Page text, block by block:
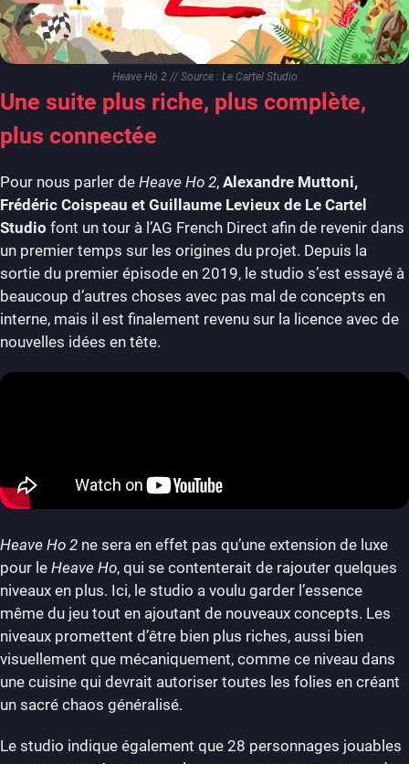
Heave Ho 2 // Source : Le Cartel Studio
Une suite plus riche, plus complète,
plus connectée
Pour nous parler de Heave Ho 2, Alexandre Muttoni,
Frédéric Coispeau et Guillaume Levieux de Le Cartel
Studio font un tour à l’AG French Direct afin de revenir dans
un premier temps sur les origines du projet. Depuis la
sortie du premier épisode en 2019, le studio s’est essayé à
beaucoup d’autres choses avec pas mal de concepts en
interne, mais il est finalement revenu sur la licence avec de
nouvelles idées en tête.
Heave Ho 2 ne sera en effet pas qu’une extension de luxe
pour le Heave Ho, qui se contenterait de rajouter quelques
niveaux en plus. Ici, le studio a voulu garder l’essence
même du jeu tout en ajoutant de nouveaux concepts. Les
niveaux promettent d’être bien plus riches, aussi bien
visuellement que mécaniquement, comme ce niveau dans
une cuisine qui devrait autoriser toutes les folies en créant
un sacré chaos généralisé.
Le studio indique également que 28 personnages jouables